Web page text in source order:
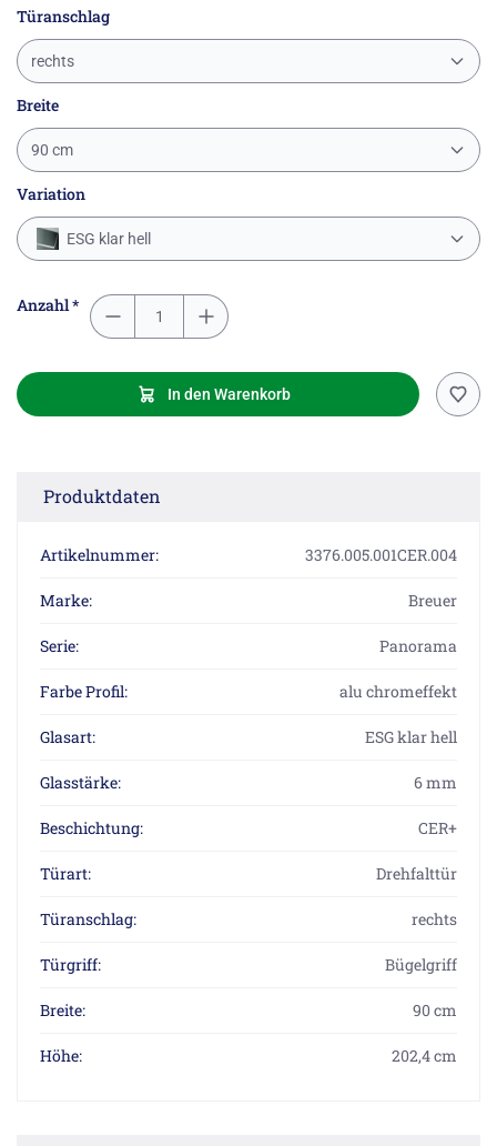
Türanschlag
rechts
Breite
90 cm
Variation
ESG klar hell
Anzahl *
In den Warenkorb
Produktdaten
Artikelnummer: 3376.005.001CER.004
Marke: Breuer
Serie: Panorama
Farbe Profil: alu chromeffekt
Glasart: ESG klar hell
Glasstärke: 6 mm
Beschichtung: CER+
Türart: Drehfalttür
Türanschlag: rechts
Türgriff: Bügelgriff
Breite: 90 cm
Höhe: 202,4 cm